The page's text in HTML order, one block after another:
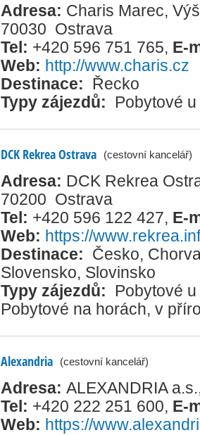
Adresa: Charis Marec,
70030 Ostrava
Tel: +420 596 751 765, E-
Web: http://www.charis.cz
Destinace:
Řecko
Typy zájezdů:
Pobytové
DCK Rekrea Ostrava (cestovní kancelář)
Adresa: DCK Rekrea
70200 Ostrava
Tel: +420 596 122 427, E-
Web: https://
Destinace: Česko,
Slovensko, Slovinsko
Typy zájezdů:
Pobytové
Pobytové na horách, v
Alexandria (cestovní kancelář)
Adresa: ALEXANDRIA
Tel: +420 222 251 600, E-
Web: https://